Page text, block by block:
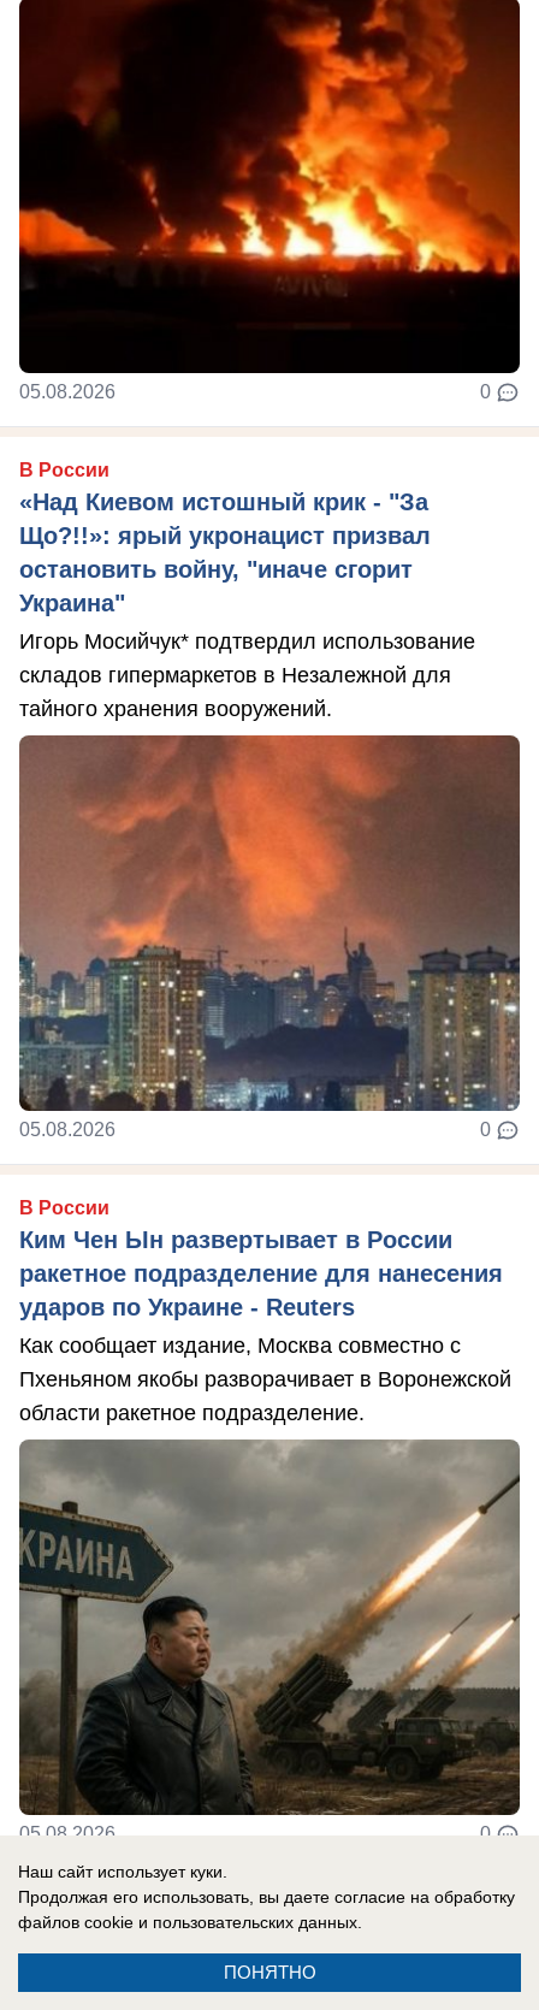
05.08.2026 0
В России
«Над Киевом истошный крик - "За
Що?!!»: ярый укронацист призвал
остановить войну, "иначе сгорит
Украина"
Игорь Мосийчук* подтвердил использование
складов гипермаркетов в Незалежной для
тайного хранения вооружений.
05.08.2026 0
В России
Ким Чен Ын развертывает в России
ракетное подразделение для нанесения
ударов по Украине - Reuters
Как сообщает издание, Москва совместно с
Пхеньяном якобы разворачивает в Воронежской
области ракетное подразделение.
05.08.2026 0
В России
Киевской области, атакован склад
Наш сайт использует куки.
Продолжая его использовать, вы даете согласие на обработку
файлов cookie и пользовательских данных.
ПОНЯТНО